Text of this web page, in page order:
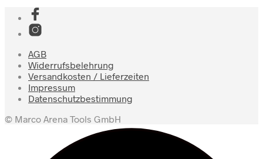
AGB
Widerrufsbelehrung
Versandkosten / Lieferzeiten
Impressum
Datenschutzbestimmung
© Marco Arena Tools GmbH